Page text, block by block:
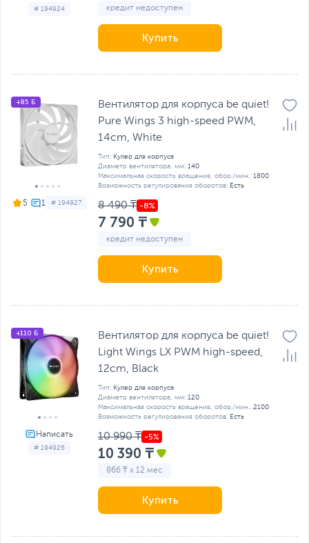
# 194924 кредит недоступен
Купить
5 # 194927
+85 Б
Вентилятор для корпуса be quiet!
Pure Wings 3 high-speed PWM,
14cm, White
Тип: Кулер для корпуса
Диаметр вентилятора, мм: 140
Максимальная скорость вращения, обор./мин.: 1800
Возможность регулирования оборотов: Есть
8 490 ₸
7 790 ₸
кредит недоступен
Купить
# 194926
+110 Б
Вентилятор для корпуса be quiet!
Light Wings LX PWM high-speed,
12cm, Black
Тип: Кулер для корпуса
Диаметр вентилятора, мм: 120
Максимальная скорость вращения, обор./мин.: 2100
Возможность регулирования оборотов: Есть
10 990 ₸
10 390 ₸
866 ₸ x 12 мес
Купить